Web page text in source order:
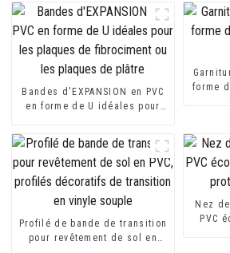
Bandes d'EXPANSION en PVC
en forme de U idéales pour
forme
Profilé de bande de transition
pour revêtement de sol en
Nez
PVC